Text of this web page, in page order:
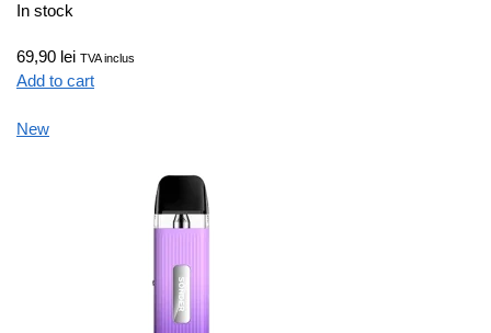
In stock
69,90 lei TVA inclus
Add to cart
New